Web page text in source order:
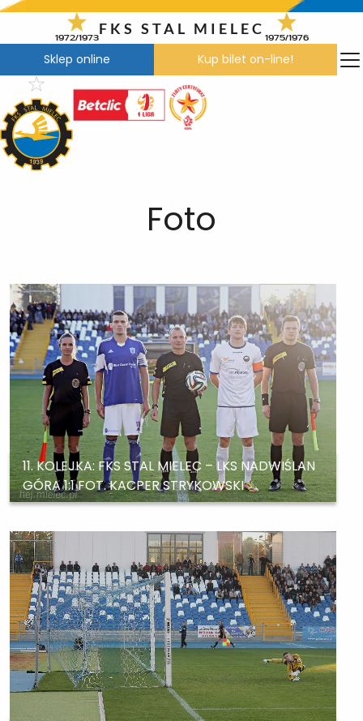
Przejdź
treści
1972/1973
FKS STAL MIELEC
1975/1976
Sklep online Kup bilet on-line!
Foto
11. KOLEJKA: FKS STAL MIELEC – LKS NADWIŚLAN
GÓRA 1:1 FOT. KACPER STRYKOWSKI